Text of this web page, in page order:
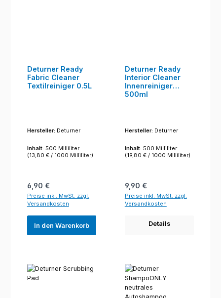
Deturner Ready
Fabric Cleaner
Textilreiniger 0.5L
Hersteller: Deturner
Inhalt: 500 Milliliter
(13,80 € / 1000 Milliliter)
Regulärer Preis:
6,90 €
Preise inkl. MwSt. zzgl.
Versandkosten
In den Warenkorb
Deturner Ready
Interior Cleaner
Innenreiniger
500ml
Hersteller: Deturner
Inhalt: 500 Milliliter
(19,80 € / 1000 Milliliter)
Regulärer Preis:
9,90 €
Preise inkl. MwSt. zzgl.
Versandkosten
Details